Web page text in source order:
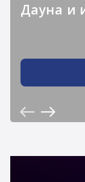
Дауна и